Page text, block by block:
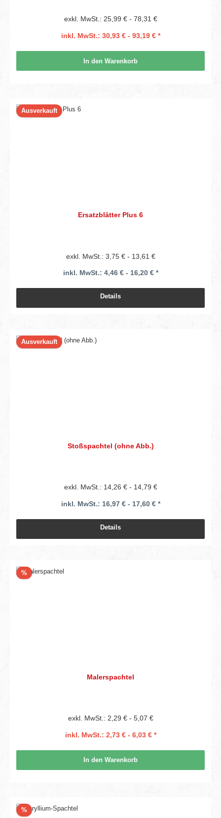
exkl. MwSt.: 25,99 € - 78,31 €
inkl. MwSt.: 30,93 € - 93,19 € *
In den Warenkorb
Ausverkauft
Ersatzblätter Plus 6
exkl. MwSt.: 3,75 € - 13,61 €
inkl. MwSt.: 4,46 € - 16,20 € *
Details
Ausverkauft
Stoßspachtel (ohne Abb.)
exkl. MwSt.: 14,26 € - 14,79 €
inkl. MwSt.: 16,97 € - 17,60 € *
Details
%Rabatt
Malerspachtel
exkl. MwSt.: 2,29 € - 5,07 €
inkl. MwSt.: 2,73 € - 6,03 € *
In den Warenkorb
%Rabatt